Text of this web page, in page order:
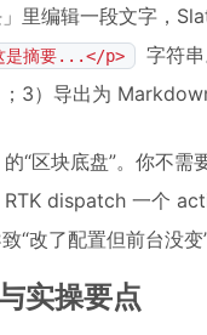
里编辑一段文字，
是摘要...</p>
字符
；3）导出为
“区块底盘”。你不
RTK dispatch 一个
“改了配置但前台没变
实操要点